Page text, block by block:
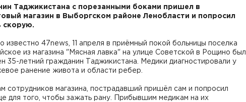
Таджикистана с порезанными боками пришел в
магазин в Выборгском районе Ленобласти и попросил
скорую.
известно 47news, 11 апреля в приёмный покой больницы поселка
из магазина "Мясная лавка" на улице Советской в Рощино был
35-летний гражданин Таджикистана. Медики диагностировали у
ранение живота и области ребер.
сотрудников магазина, пострадавший пришёл сам и попросил
для того, чтобы зажать рану. Прибывшим медикам на их